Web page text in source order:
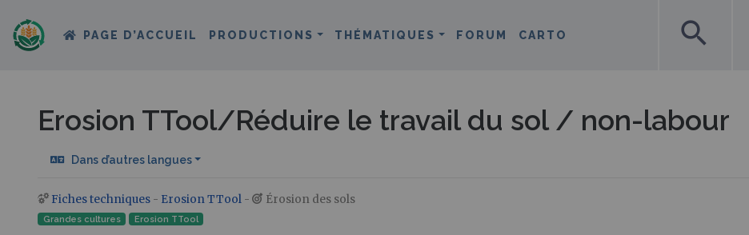
PAGE D’ACCUEIL PRODUCTIONS THÉMATIQUES FORUM CARTO search
Erosion TTool/Réduire le travail du sol / non-labour
Dans d’autres langues
Aller à :navigation,rechercher
Fiches techniques - Erosion TTool - Érosion des sols
Grandes cultures Erosion TTool